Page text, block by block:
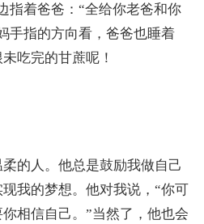
指着爸爸：“全给你老爸和你
手指的方向看，爸爸也睡着
吃完的甘蔗呢！
人。他总是鼓励我做自己
我的梦想。他对我说，“你可
相信自己。”当然了，他也会